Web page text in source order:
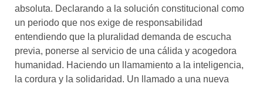
absoluta. Declarando a la solución constitucional como
un periodo que nos exige de responsabilidad
entendiendo que la pluralidad demanda de escucha
previa, ponerse al servicio de una cálida y acogedora
humanidad. Haciendo un llamamiento a la inteligencia,
la cordura y la solidaridad. Un llamado a una nueva